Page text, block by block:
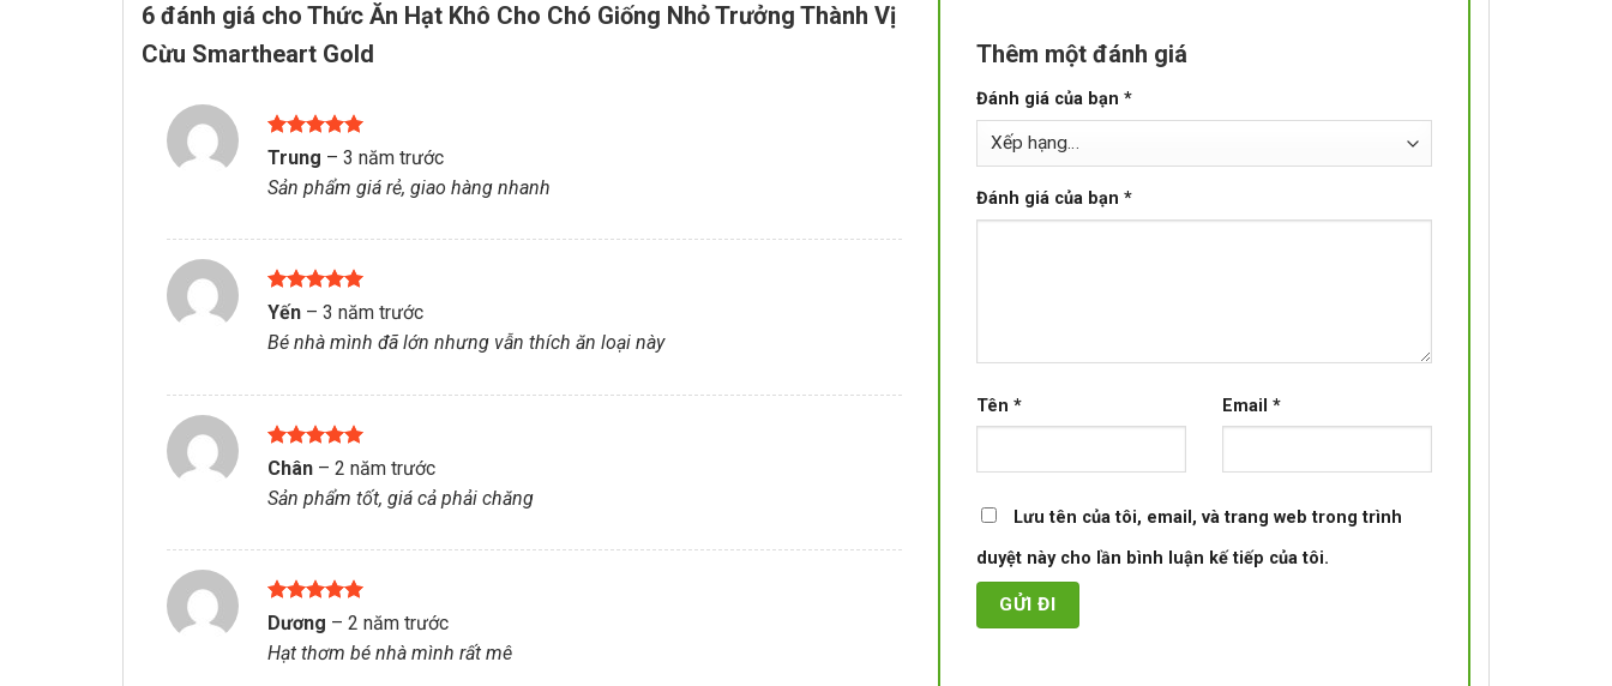
6 đánh giá cho Thức Ăn Hạt Khô Cho Chó Giống Nhỏ Trưởng Thành Vị
Cừu Smartheart Gold
Được xếp
hạng5
sao
Trung – 3 năm trước
Sản phẩm giá rẻ, giao hàng nhanh
Được xếp
hạng
sao
Yến – 3 năm trước
Bé nhà mình đã lớn nhưng vẫn thích ăn loại này
Được xếp
sao
Chân – 2 năm trước
Sản phẩm tốt, giá cả phải chăng
Được xếp
hạng 55
sao
Dương – 2 năm trước
Hạt thơm bé nhà mình rất mê
Thêm một đánh giá
Đánh giá của bạn *
Đánh giá của bạn *
Tên * Email *
Lưu tên của tôi, email, và trang web trong trình
duyệt này cho lần bình luận kế tiếp của tôi.